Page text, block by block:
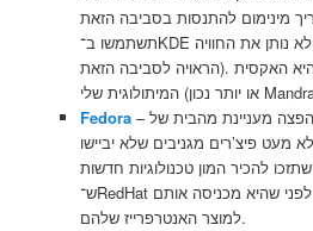
להתנסות בסביבה הזאת. (המלצה חמה: אל
תשתמשו ב־KDE על אובונטו, בדר”כ זה לא נותן את החוויה
הראויה לסביבה הזאת). אני מודה שאני שהיא האקסית
Fedora– הפצה מעניינת מהבית של RedHat. יש לה קהילה
מעט פיצ’רים מגניבים שלא יביישו
להכיר המון טכנולוגיות חדשות
ש־RedHat החליטו לזרוק על הקהילה לפני שהיא מכניסה אותם
למוצר האנטרפרייז שלהם.